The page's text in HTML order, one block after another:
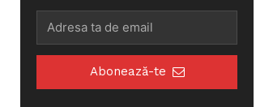
Abonează-te